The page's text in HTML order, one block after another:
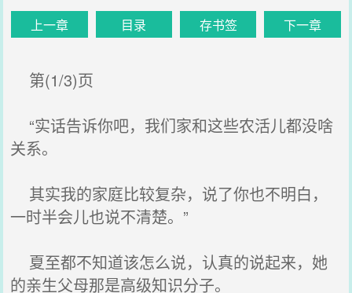
上一章 目录 存书签 下一章
第(1/3)页
“实话告诉你吧，我们家和这些农活儿都没啥
关系。
其实我的家庭比较复杂，说了你也不明白，
一时半会儿也说不清楚。”
夏至都不知道该怎么说，认真的说起来，她
的亲生父母那是高级知识分子。